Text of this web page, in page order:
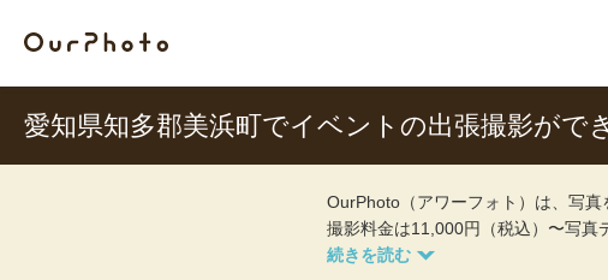
愛知県知多郡美浜町でイベントの出張撮影がで
OurPhoto（アワーフォト）は、写真
撮影料金は11,000円（税込）〜写真